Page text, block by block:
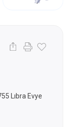
Lıbra Evye